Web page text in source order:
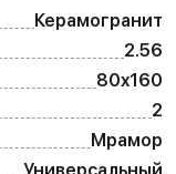
Керамогранит
2.56
80х160
2
Мрамор